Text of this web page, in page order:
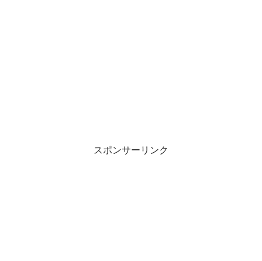
スポンサーリンク